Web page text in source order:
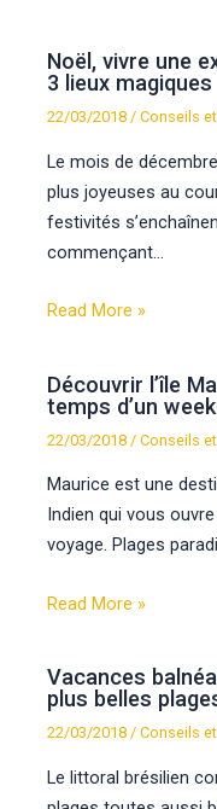
Noël, vivre une
3 lieux magiques
22/03/2018/Conseils
Le mois de
plus joyeuses au
festivités
commençant…
Read More »
Découvrir l’île
temps d’un
22/03/2018 /Conseils
Maurice est une
Indien qui vous
voyage. Plages
Read More »
Vacances
plus belles
22/03/2018/Conseils
Le littoral brésilien